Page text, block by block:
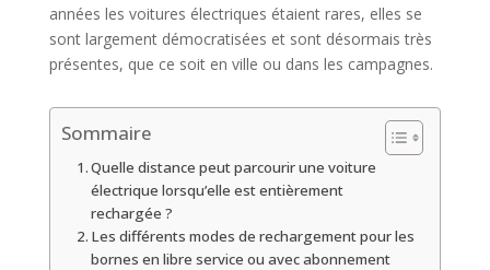
années les voitures électriques étaient rares, elles se
sont largement démocratisées et sont désormais très
présentes, que ce soit en ville ou dans les campagnes.
Sommaire
Quelle distance peut parcourir une voiture
électrique lorsqu’elle est entièrement
rechargée ?
Les différents modes de rechargement pour les
bornes en libre service ou avec abonnement